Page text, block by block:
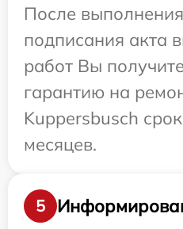
После
подписания акта
работ Вы
гарантию на
Kuppersbusch
месяцев.
5